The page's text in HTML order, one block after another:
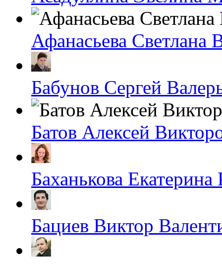
Афанасьева Светлана
Бабунов Сергей
Батов Алексей
Баханькова
Бациев Виктор